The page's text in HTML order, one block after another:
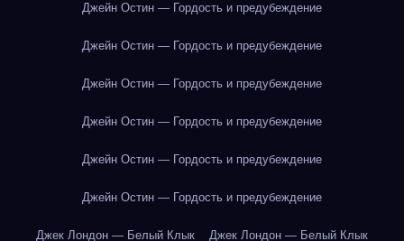
Джейн Остин — Гордость и предубеждение
Джейн Остин — Гордость и предубеждение
Джейн Остин — Гордость и предубеждение
Джейн Остин — Гордость и предубеждение
Джейн Остин — Гордость и предубеждение
Джейн Остин — Гордость и предубеждение
Джек Лондон — Белый Клык Джек Лондон — Белый Клык